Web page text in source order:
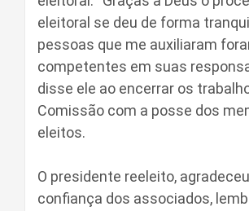
eleitoral se deu de forma
pessoas que me auxiliaram
competentes em suas
disse ele ao encerrar os
Comissão com a posse dos
eleitos.
O presidente reeleito,
confiança dos associados,